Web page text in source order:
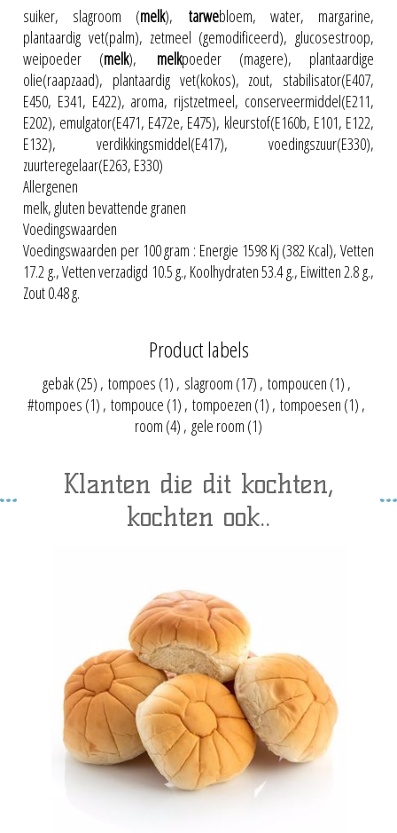
suiker, slagroom (melk), tarwebloem, water, margarine,
plantaardig vet(palm), zetmeel (gemodificeerd), glucosestroop,
weipoeder (melk), melkpoeder (magere), plantaardige
olie(raapzaad), plantaardig vet(kokos), zout, stabilisator(E407,
E450, E341, E422), aroma, rijstzetmeel, conserveermiddel(E211,
E202), emulgator(E471, E472e, E475), kleurstof(E160b, E101, E122,
E132), verdikkingsmiddel(E417), voedingszuur(E330),
zuurteregelaar(E263, E330)
Allergenen
melk, gluten bevattende granen
Voedingswaarden
Voedingswaarden per 100 gram : Energie 1598 Kj (382 Kcal), Vetten
17.2 g., Vetten verzadigd 10.5 g., Koolhydraten 53.4 g., Eiwitten 2.8 g.,
Zout 0.48 g.
Product labels
gebak(25) , tompoes (1) , slagroom (17) , tompoucen (1) ,
#tompoes (1) , tompouce (1) , tompoezen (1) , tompoesen (1) ,
room (4) , gele room (1)
Klanten die dit kochten,
kochten ook..